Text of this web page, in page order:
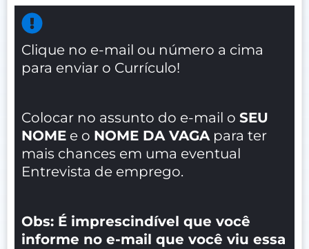
Clique no e-mail ou número a cima
para enviar o Currículo!
Colocar no assunto do e-mail o SEU
NOME e o NOME DA VAGA para ter
mais chances em uma eventual
Entrevista de emprego.
Obs: É imprescindível que você
informe no e-mail que você viu essa